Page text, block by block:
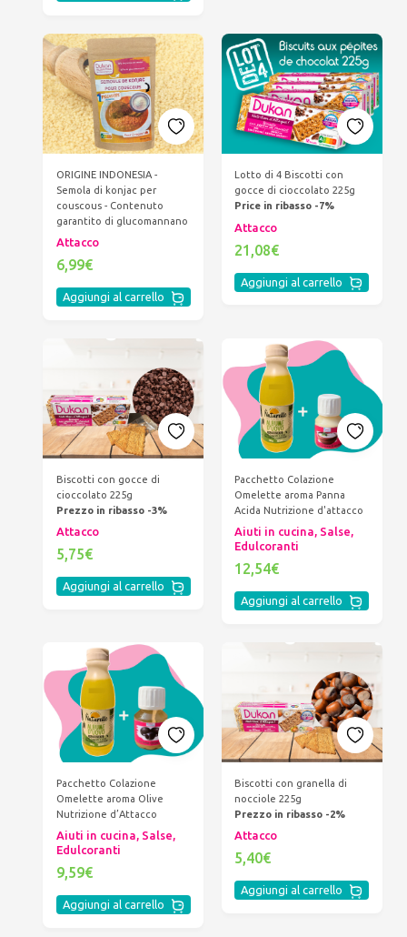
ORIGINE INDONESIA -
Semola di konjac per
couscous - Contenuto
garantito di glucomannano
Attacco
6,99€
Aggiungi al carrello
Lotto di 4 Biscotti con
gocce di cioccolato 225g
Price in ribasso -7%
Attacco
21,08€
Aggiungi al carrello
Biscotti con gocce di
cioccolato 225g
Prezzo in ribasso -3%
Attacco
5,75€
Aggiungi al carrello
Pacchetto Colazione
Omelette aroma Panna
Acida Nutrizione d'attacco
Aiuti in cucina, Salse,
Edulcoranti
12,54€
Aggiungi al carrello
Pacchetto Colazione
Omelette aroma Olive
Nutrizione d’Attacco
Aiuti in cucina, Salse,
Edulcoranti
9,59€
Aggiungi al carrello
Biscotti con granella di
nocciole 225g
Prezzo in ribasso -2%
Attacco
5,40€
Aggiungi al carrello